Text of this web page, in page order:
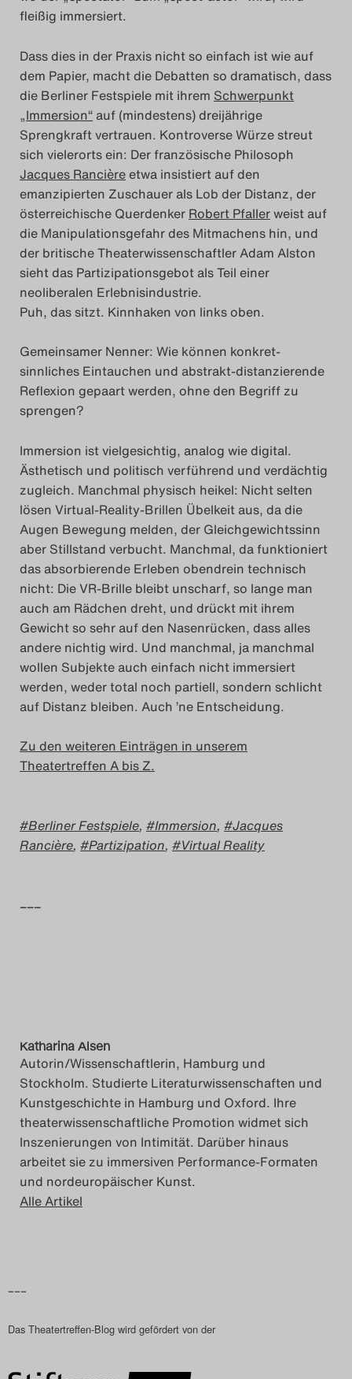
fleißig immersiert.
Dass dies in der Praxis nicht so einfach ist wie auf
dem Papier, macht die Debatten so dramatisch, dass
die Berliner Festspiele mit ihrem Schwerpunkt
„Immersion“ auf (mindestens) dreijährige
Sprengkraft vertrauen. Kontroverse Würze streut
sich vielerorts ein: Der französische Philosoph
Jacques Rancièreetwa insistiert auf den
emanzipierten Zuschauer als Lob der Distanz, der
österreichische Querdenker Robert Pfallerweist auf
die Manipulationsgefahr des Mitmachens hin, und
der britische Theaterwissenschaftler Adam Alston
sieht das Partizipationsgebot als Teil einer
neoliberalen Erlebnisindustrie.
Puh, das sitzt. Kinnhaken von links oben.
Gemeinsamer Nenner: Wie können konkret-
sinnliches Eintauchen und abstrakt-distanzierende
Reflexion gepaart werden, ohne den Begriff zu
sprengen?
Immersion ist vielgesichtig, analog wie digital.
Ästhetisch und politisch verführend und verdächtig
zugleich. Manchmal physisch heikel: Nicht selten
lösen Virtual-Reality-Brillen Übelkeit aus, da die
Augen Bewegung melden, der Gleichgewichtssinn
aber Stillstand verbucht. Manchmal, da funktioniert
das absorbierende Erleben obendrein technisch
nicht: Die VR-Brille bleibt unscharf, so lange man
auch am Rädchen dreht, und drückt mit ihrem
Gewicht so sehr auf den Nasenrücken, dass alles
andere nichtig wird. Und manchmal, ja manchmal
wollen Subjekte auch einfach nicht immersiert
werden, weder total noch partiell, sondern schlicht
auf Distanz bleiben. Auch ’ne Entscheidung.
Zu den weiteren Einträgen in unserem
Theatertreffen A bis Z.
Berliner Festspiele, Immersion,
Jacques
Rancière, Partizipation, Virtual Reality
–––
Katharina Alsen
Autorin/Wissenschaftlerin, Hamburg und
Stockholm. Studierte Literaturwissenschaften und
Kunstgeschichte in Hamburg und Oxford. Ihre
theaterwissenschaftliche Promotion widmet sich
Inszenierungen von Intimität. Darüber hinaus
arbeitet sie zu immersiven Performance-Formaten
und nordeuropäischer Kunst.
Alle Artikel
–––
Das Theatertreffen-Blog wird gefördert von der